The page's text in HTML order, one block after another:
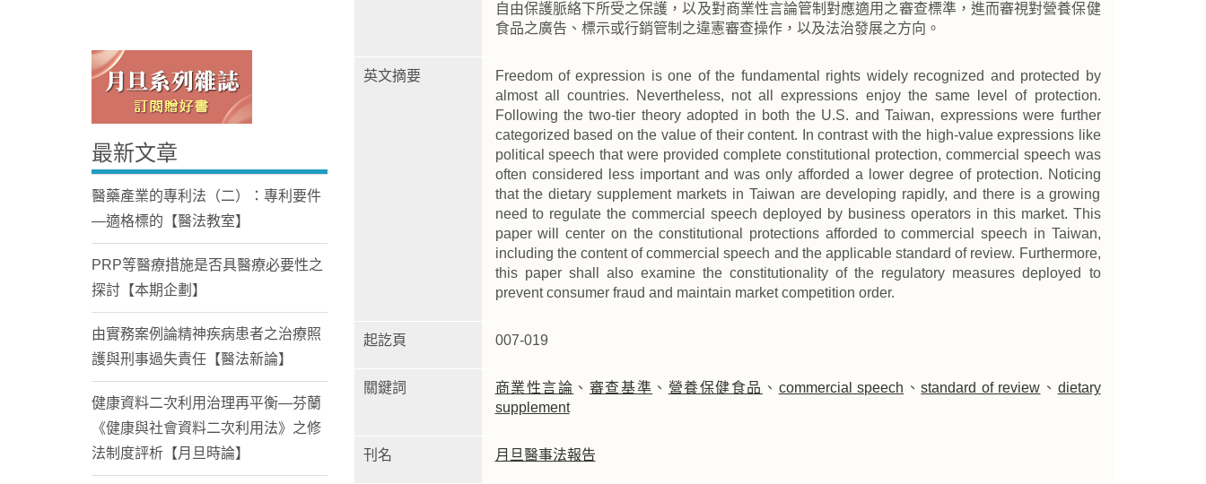
自由保護脈絡下所受之保護，以及對商業性言論管制對應適用之審查標準，進而審視對營養保健
食品之廣告、標示或行銷管制之違憲審查操作，以及法治發展之方向。
英文摘要
Freedom of expression is one of the fundamental rights widely recognized and protected by
almost all countries. Nevertheless, not all expressions enjoy the same level of protection.
Following the two-tier theory adopted in both the U.S. and Taiwan, expressions were further
categorized based on the value of their content. In contrast with the high-value expressions like
political speech that were provided complete constitutional protection, commercial speech was
often considered less important and was only afforded a lower degree of protection. Noticing
that the dietary supplement markets in Taiwan are developing rapidly, and there is a growing
need to regulate the commercial speech deployed by business operators in this market. This
paper will center on the constitutional protections afforded to commercial speech in Taiwan,
including the content of commercial speech and the applicable standard of review. Furthermore,
this paper shall also examine the constitutionality of the regulatory measures deployed to
prevent consumer fraud and maintain market competition order.
起訖頁 007-019
關鍵詞 商業性言論 、 審查基準 、 營養保健食品 、 commercial speech 、standard of review 、 dietary
supplement
刊名 月旦醫事法報告
最新文章
醫藥產業的專利法（二）：專利要件
—適格標的【醫法教室】
PRP等醫療措施是否具醫療必要性之
探討【本期企劃】
由實務案例論精神疾病患者之治療照
護與刑事過失責任【醫法新論】
健康資料二次利用治理再平衡—芬蘭
《健康與社會資料二次利用法》之修
法制度評析【月旦時論】